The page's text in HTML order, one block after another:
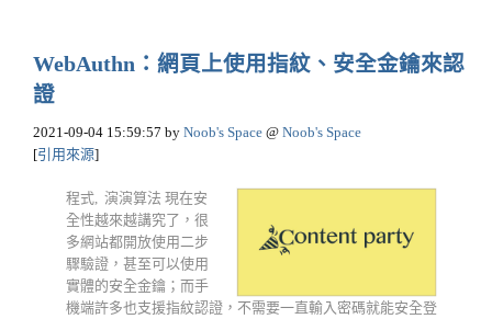
WebAuthn：網頁上使用指紋、安全金鑰來認
證
2021-09-04 15:59:57 by Noob's Space @ Noob's Space
[引用來源]
程式, 演演算法 現在安
全性越來越講究了，很
多網站都開放使用二步
驟驗證，甚至可以使用
實體的安全金鑰；而手
機端許多也支援指紋認證，不需要一直輸入密碼就能安全登